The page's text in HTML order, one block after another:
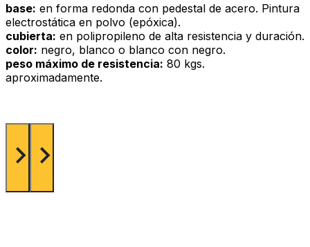
base: en forma redonda con pedestal de acero. Pintura
electrostática en polvo (epóxica).
cubierta: en polipropileno de alta resistencia y duración.
color: negro, blanco o blanco con negro.
peso máximo de resistencia: 80 kgs.
aproximadamente.